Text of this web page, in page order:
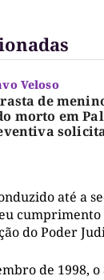
Veloso
de
morto em
até a
do Poder
de 1998,